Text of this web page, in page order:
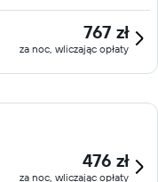
767 zł
za noc, wliczając opłaty
476 zł
za noc, wliczając opłaty